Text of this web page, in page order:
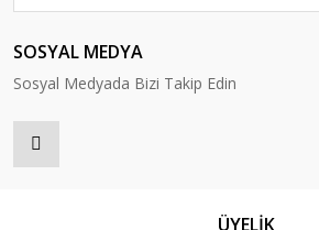
SOSYAL MEDYA
Sosyal Medyada Bizi Takip Edin
ÜYELİK